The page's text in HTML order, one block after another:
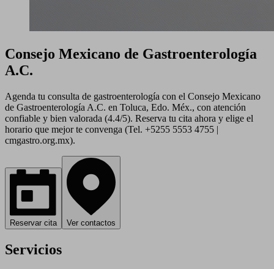
Consejo Mexicano de Gastroenterología
A.C.
Agenda tu consulta de gastroenterología con el Consejo Mexicano
de Gastroenterología A.C. en Toluca, Edo. Méx., con atención
confiable y bien valorada (4.4/5). Reserva tu cita ahora y elige el
horario que mejor te convenga (Tel. +5255 5553 4755 |
cmgastro.org.mx).
Reservar cita Ver contactos
Servicios